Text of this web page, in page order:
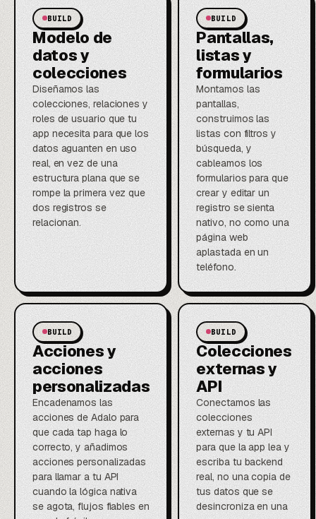
BUILD
Modelo de
datos y
colecciones
Diseñamos las
colecciones, relaciones y
roles de usuario que tu
app necesita para que los
datos aguanten en uso
real, en vez de una
estructura plana que se
rompe la primera vez que
dos registros se
relacionan.
BUILD
Pantallas,
listas y
formularios
Montamos las
pantallas,
construimos las
listas con filtros y
búsqueda, y
cableamos los
formularios para que
crear y editar un
registro se sienta
nativo, no como una
página web
aplastada en un
teléfono.
BUILD
Acciones y
acciones
personalizadas
Encadenamos las
acciones de Adalo para
que cada tap haga lo
correcto, y añadimos
acciones personalizadas
para llamar a tu API
cuando la lógica nativa
se agota, flujos fiables en
BUILD
Colecciones
externas y
API
Conectamos las
colecciones
externas y tu API
para que la app lea y
escriba tu backend
real, no una copia de
tus datos que se
desincroniza en una